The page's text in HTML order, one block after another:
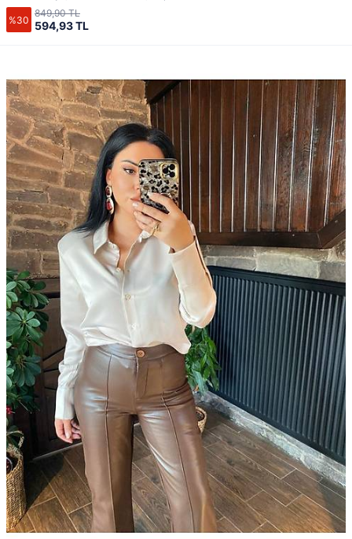
%30 594,93 TL
849,90 TL